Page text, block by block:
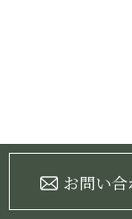
お問い